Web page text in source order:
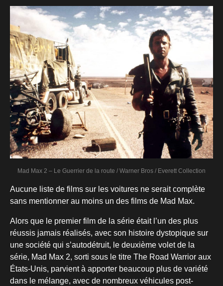
Mad Max 2 – Le Guerrier de la route / Warner Bros / Everett Collection
Aucune liste de films sur les voitures ne serait complète
sans mentionner au moins un des films de Mad Max.
Alors que le premier film de la série était l’un des plus
réussis jamais réalisés, avec son histoire dystopique sur
une société qui s’autodétruit, le deuxième volet de la
série, Mad Max 2, sorti sous le titre The Road Warrior aux
États-Unis, parvient à apporter beaucoup plus de variété
dans le mélange, avec de nombreux véhicules post-